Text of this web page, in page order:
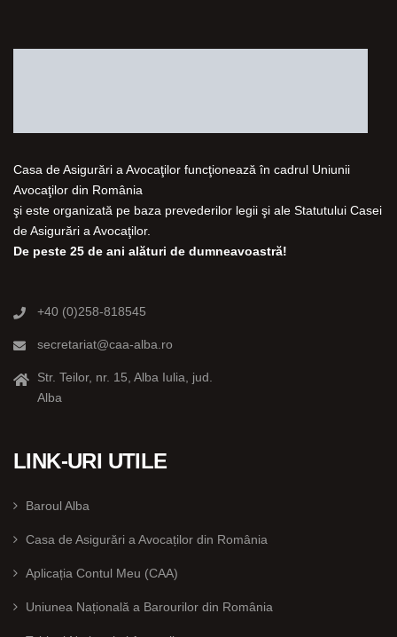
Casa de Asigurări a Avocaţilor funcţionează în cadrul Uniunii
Avocaţilor din România
şi este organizată pe baza prevederilor legii şi ale Statutului Casei
de Asigurări a Avocaţilor.
De peste 25 de ani alături de dumneavoastră!
+40 (0)258-818545
secretariat@caa-alba.ro
Str. Teilor, nr. 15, Alba Iulia, jud.
Alba
LINK-URI UTILE
Baroul Alba
Casa de Asigurări a Avocaților din România
Aplicația Contul Meu (CAA)
Uniunea Națională a Barourilor din România